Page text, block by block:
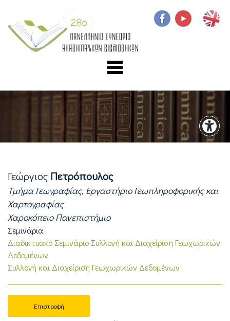
Γεώργιος Πετρόπουλος
Τμήμα Γεωγραφίας, Εργαστήριο Γεωπληροφορικής και
Χαρτογραφίας
Χαροκόπειο Πανεπιστήμιο
Σεμινάρια
Διαδικτυακό Σεμινάριο Συλλογή και Διαχείριση Γεωχωρικών
Δεδομένων
Συλλογή και Διαχείριση Γεωχωρικών Δεδομένων
Επιστροφή